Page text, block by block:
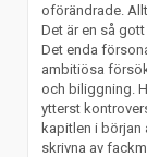
oförändrade.
Det är en så
Det enda
ambitiösa
och biliggning.
ytterst
kapitlen i början
skrivna av